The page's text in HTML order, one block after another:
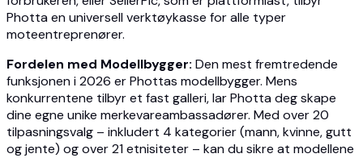
Photta en universell verktøykasse for alle typer
moteentreprenører.
Fordelen med Modellbygger: Den mest fremtredende
funksjonen i 2026 er Phottas modellbygger. Mens
konkurrentene tilbyr et fast galleri, lar Photta deg skape
dine egne unike merkevareambassadører. Med over 20
tilpasningsvalg – inkludert 4 kategorier (mann, kvinne, gutt
og jente) og over 21 etnisiteter – kan du sikre at modellene